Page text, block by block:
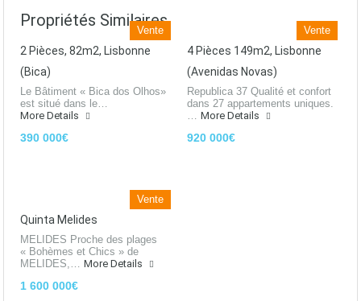
Propriétés Similaires
Vente
2 Pièces, 82m2, Lisbonne
(Bica)
Le Bâtiment « Bica dos Olhos»
est situé dans le…
More Details
390 000€
Vente
4 Pièces 149m2, Lisbonne
(Avenidas Novas)
Republica 37 Qualité et confort
dans 27 appartements uniques.
… More Details
920 000€
Vente
Quinta Melides
MELIDES Proche des plages
« Bohèmes et Chics » de
MELIDES,… More Details
1 600 000€